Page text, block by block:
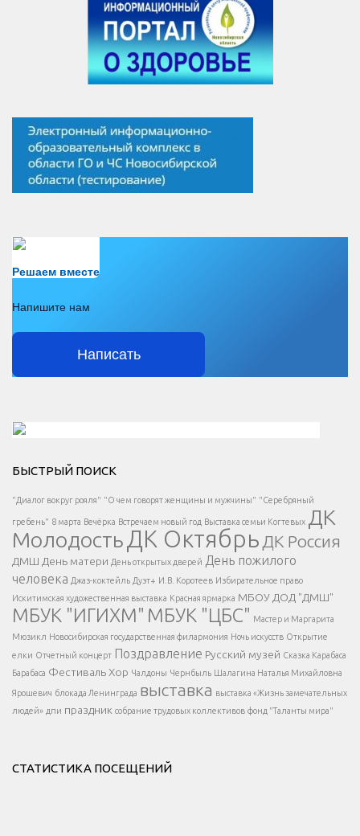
Решаем вместе
Напишите нам
Написать
Есть вопрос?
Напишите нам
</span >
Написать
</button >
</div >
</div > </div >
БЫСТРЫЙ ПОИСК
"Диалог вокруг рояля" "О чем говорят женщины и мужчины" "Серебряный
гребень" 8 марта Вечёрка Встречаем новый год Выставка семьи Когтевых ДК
МолодостьДК Октябрь ДК Россия
ДМШ День матери День открытых дверей День пожилого
человека Джаз-коктейль Дуэт+ И.В. Коротеев Избирательное право
Искитимская художественная выставка Красная ярмарка МБОУ ДОД "ДМШ"
МБУК "ИГИХМ" МБУК "ЦБС" Мастер и Маргарита
Мюзикл Новосибирская государственная филармония Ночь искусств Открытие
елки Отчетный концерт Поздравление Русский музей Сказка Карабаса
Барабаса Фестиваль Хор Чалдоны Чернбыль Шалагина Наталья Михайловна
Ярошевич блокада Ленинграда выставка выставка «Жизнь замечательных
людей» дпи праздник собрание трудовых коллективов фонд "Таланты мира"
СТАТИСТИКА ПОСЕЩЕНИЙ